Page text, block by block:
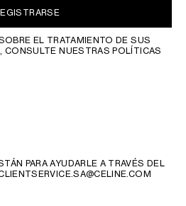
EL TRATAMIENTO DE SUS
CONSULTE NUESTRAS POLÍTICAS
PARA AYUDARLE A TRAVÉS DEL